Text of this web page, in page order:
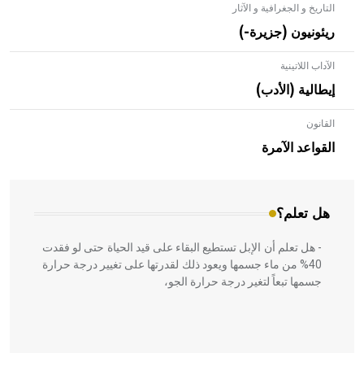
التاريخ و الجغرافية و الآثار
ريئونيون (جزيرة-)
الآداب اللاتينية
إيطالية (الأدب)
القانون
القواعد الآمرة
هل تعلم؟
- هل تعلم أن الأبلق نوع من الفنون الهندسية التي ارتبطت
بالعمارة الإسلامية في بلاد الشام ومصر خاصة، حيث يحرص
المعمار على بناء مداميكه وخاصة في الواجهات
- هل تعلم أن الإبل تستطيع البقاء على قيد الحياة حتى لو فقدت
40% من ماء جسمها ويعود ذلك لقدرتها على تغيير درجة حرارة
جسمها تبعاً لتغير درجة حرارة الجو،